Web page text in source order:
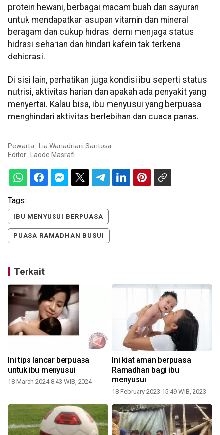
protein hewani, berbagai macam buah dan sayuran
untuk mendapatkan asupan vitamin dan mineral
beragam dan cukup hidrasi demi menjaga status
hidrasi seharian dan hindari kafein tak terkena
dehidrasi.
Di sisi lain, perhatikan juga kondisi ibu seperti status
nutrisi, aktivitas harian dan apakah ada penyakit yang
menyertai. Kalau bisa, ibu menyusui yang berpuasa
menghindari aktivitas berlebihan dan cuaca panas.
Pewarta : Lia Wanadriani Santosa
Editor : Laode Masrafi
Tags:
IBU MENYUSUI BERPUASA
PUASA RAMADHAN BUSUI
Terkait
Ini tips lancar berpuasa
untuk ibu menyusui
18 March 2024 8:43 WIB, 2024
Ini kiat aman berpuasa
Ramadhan bagi ibu
menyusui
18 February 2023 15:49 WIB, 2023